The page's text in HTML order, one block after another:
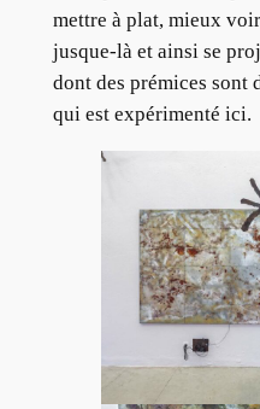
mettre à plat, mieux
jusque-là et ainsi se
dont des prémices sont
qui est expérimenté ici.